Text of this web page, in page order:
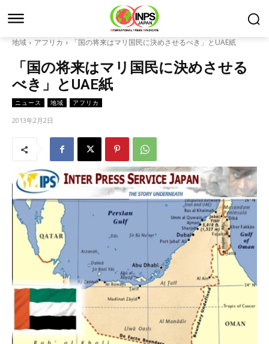
地域 アフリカ 「国の将来はマリ国民に決めさせるべき」とUAE紙
「国の将来はマリ国民に決めさせる
べき」とUAE紙
ニュース 地域 アフリカ
2013年2月2日